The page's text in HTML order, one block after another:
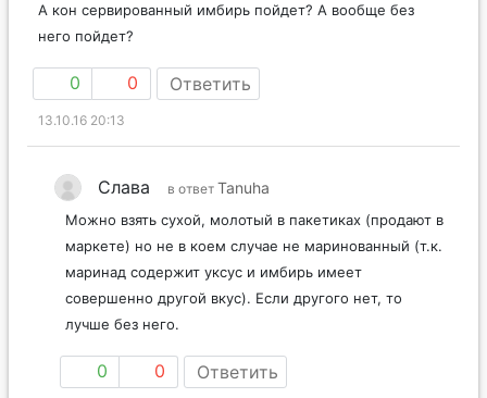
А кон сервированный имбирь пойдет? А вообще без
него пойдет?
0 0 Ответить
13.10.16 20:13
Слава в ответ Tanuha
Можно взять сухой, молотый в пакетиках (продают в
маркете) но не в коем случае не маринованный (т.к.
маринад содержит уксус и имбирь имеет
совершенно другой вкус). Если другого нет, то
лучше без него.
0 0 Ответить